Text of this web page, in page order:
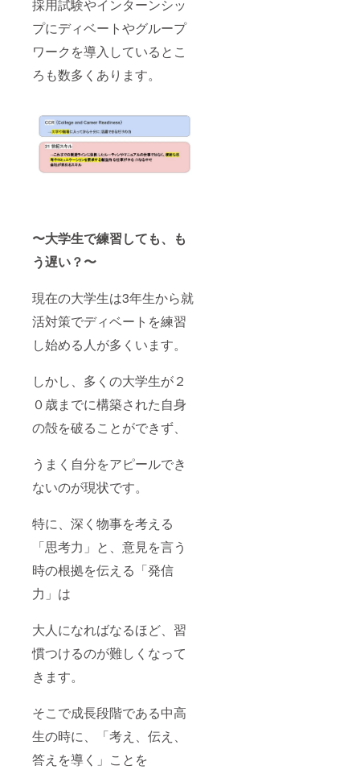
採用試験やインターンシッ
プにディベートやグループ
ワークを導入しているとこ
ろも数多くあります。
〜大学生で練習しても、も
う遅い？〜
現在の大学生は3年生から就
活対策でディベートを練習
し始める人が多くいます。
しかし、多くの大学生が２
０歳までに構築された自身
の殻を破ることができず、
うまく自分をアピールでき
ないのが現状です。
特に、深く物事を考える
「思考力」と、意見を言う
時の根拠を伝える「発信
力」は
大人になればなるほど、習
慣つけるのが難しくなって
きます。
そこで成長段階である中高
生の時に、「考え、伝え、
答えを導く」ことを